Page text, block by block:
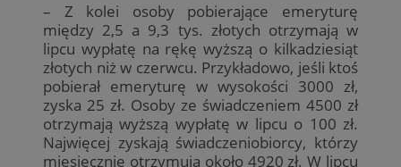
– Z kolei osoby pobierające emeryturę
między 2,5 a 9,3 tys. złotych otrzymają w
lipcu wypłatę na rękę wyższą o kilkadziesiąt
złotych niż w czerwcu. Przykładowo, jeśli ktoś
pobierał emeryturę w wysokości 3000 zł,
zyska 25 zł. Osoby ze świadczeniem 4500 zł
otrzymają wyższą wypłatę w lipcu o 100 zł.
Najwięcej zyskają świadczeniobiorcy, którzy
miesięcznie otrzymują około 4920 zł. W lipcu